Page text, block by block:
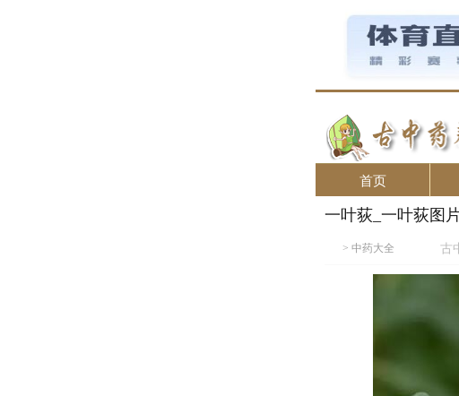
首页
一叶荻_一叶荻图
> 中药大全 古